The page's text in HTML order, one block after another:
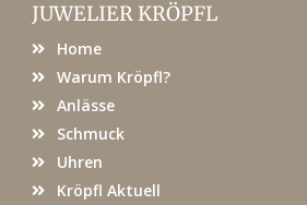
JUWELIER KRÖPFL
Home
Warum Kröpfl?
Anlässe
Schmuck
Uhren
Kröpfl Aktuell